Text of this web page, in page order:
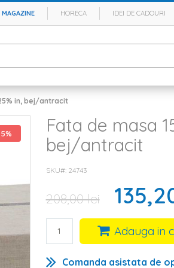
MAGAZINE HORECA IDEI DE CADOURI
in, bej/antracit
Fata de masa
bej/antracit
SKU# 24743
208,00 lei
Adauga in
Comanda asistata de